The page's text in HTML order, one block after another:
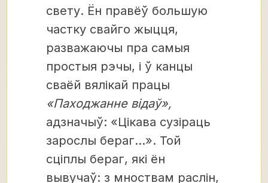
свету. Ён правёў большую
частку свайго жыцця,
разважаючы пра самыя
простыя рэчы, і ў канцы
сваёй вялікай працы
«Паходжанне відаў»,
адзначыў: «Цікава сузіраць
зарослы бераг…». Той
сціплы бераг, які ён
вывучаў: з мноствам раслін,